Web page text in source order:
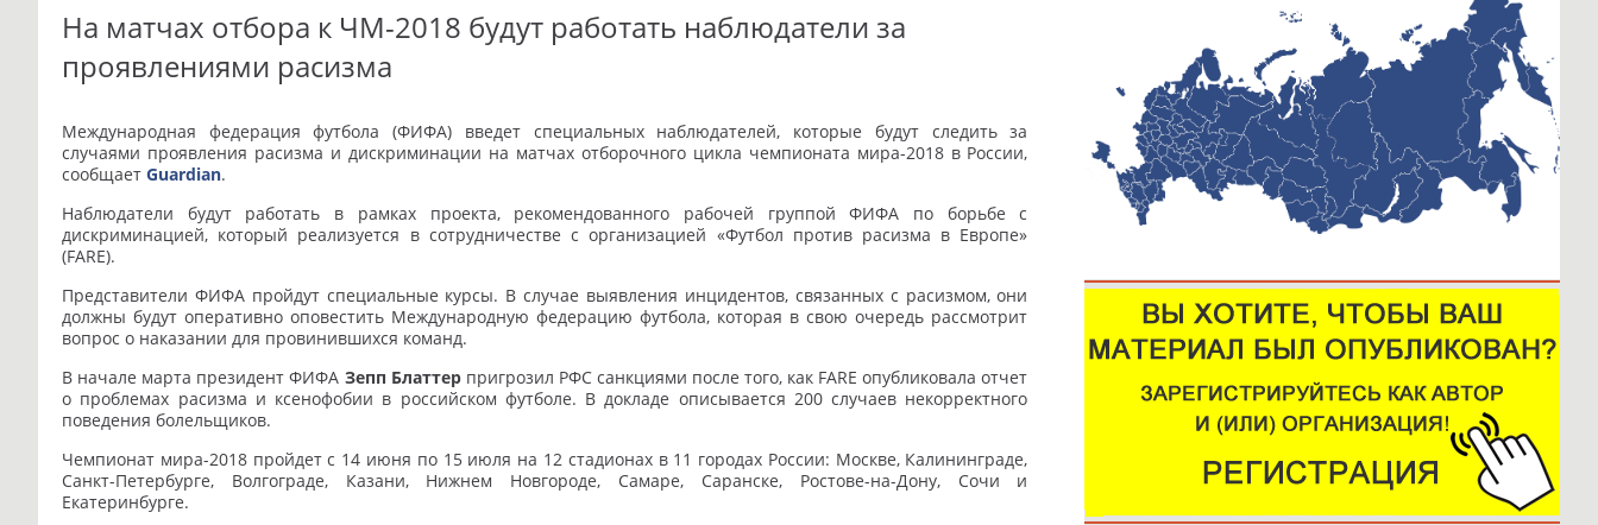
На матчах отбора к ЧМ-2018 будут работать наблюдатели за
проявлениями расизма
Международная федерация футбола (ФИФА) введет специальных наблюдателей, которые будут следить за
случаями проявления расизма и дискриминации на матчах отборочного цикла чемпионата мира-2018 в России,
сообщает Guardian.
Наблюдатели будут работать в рамках проекта, рекомендованного рабочей группой ФИФА по борьбе с
дискриминацией, который реализуется в сотрудничестве с организацией «Футбол против расизма в Европе»
(FARE).
Представители ФИФА пройдут специальные курсы. В случае выявления инцидентов, связанных с расизмом, они
должны будут оперативно оповестить Международную федерацию футбола, которая в свою очередь рассмотрит
вопрос о наказании для провинившихся команд.
В начале марта президент ФИФА Зепп Блаттерпригрозил РФС санкциями после того, как FARE опубликовала отчет
о проблемах расизма и ксенофобии в российском футболе. В докладе описывается 200 случаев некорректного
поведения болельщиков.
Чемпионат мира-2018 пройдет с 14 июня по 15 июля на 12 стадионах в 11 городах России: Москве, Калининграде,
Санкт-Петербурге, Волгограде, Казани, Нижнем Новгороде, Самаре, Саранске, Ростове-на-Дону, Сочи и
Екатеринбурге.